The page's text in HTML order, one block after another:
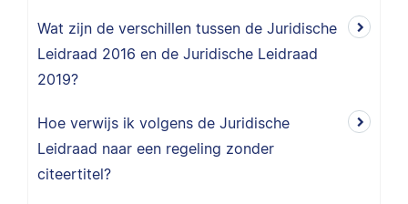
Wat zijn de verschillen tussen de Juridische
Leidraad 2016 en de Juridische Leidraad
2019?
Hoe verwijs ik volgens de Juridische
Leidraad naar een regeling zonder
citeertitel?